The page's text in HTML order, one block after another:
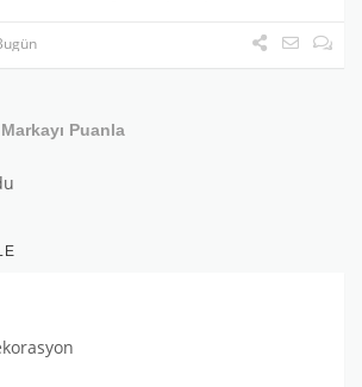
Markayı Puanla